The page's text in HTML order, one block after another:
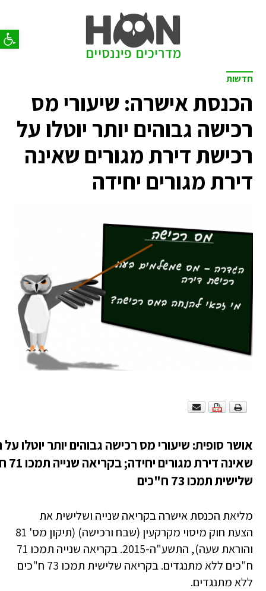
פתח
חדשות
הכנסת אישרה: שיעורי מס
רכישה גבוהים יותר יוטלו על
רכישת דירת מגורים שאינה
דירת מגורים יחידה
אושר סופית: שיעורי מס רכישה גבוהים יותר יוטלו
שלישית תמכו 73 ח"כים
מליאת הכנסת אישרה בקריאה שנייה ושלישית את
הצעת חוק מיסוי מקרקעין (שבח ורכישה) (תיקון מס' 81
והוראת שעה), התשע"ה-2015. בקריאה שנייה תמכו 71
ח"כים ללא מתנגדים. בקריאה שלישית תמכו 73 ח"כים
ללא מתנגדים.